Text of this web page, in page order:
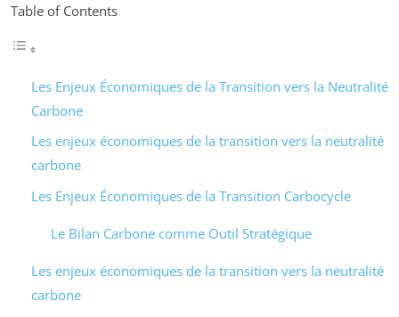
Table of Contents
Les Enjeux Économiques de la Transition vers la Neutralité
Carbone
Les enjeux économiques de la transition vers la neutralité
carbone
Les Enjeux Économiques de la Transition Carbocycle
Le Bilan Carbone comme Outil Stratégique
Les enjeux économiques de la transition vers la neutralité
carbone